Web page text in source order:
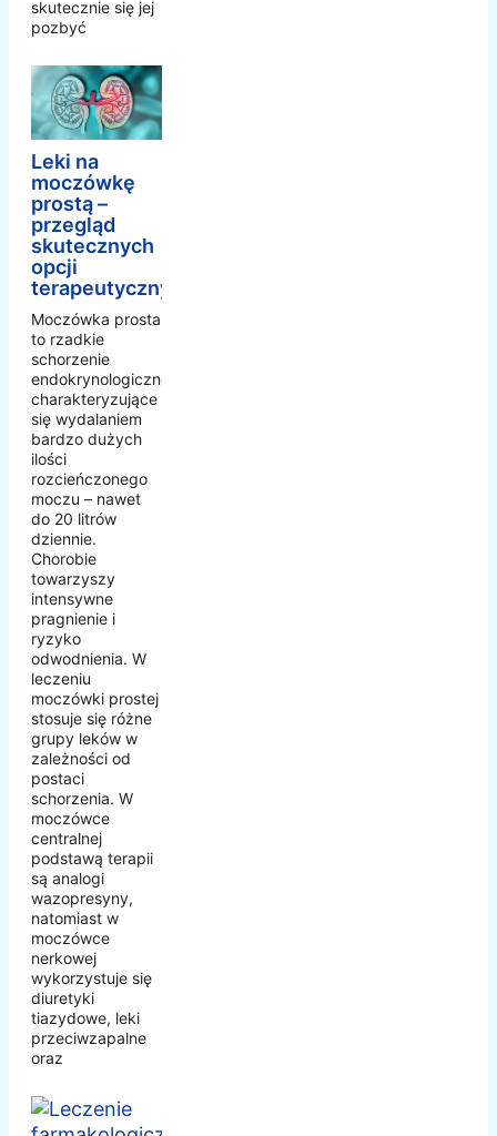
skutecznie się jej
pozbyć
Leki na
moczówkę
prostą –
przegląd
skutecznych
opcji
terapeutycznych
Moczówka prosta
to rzadkie
schorzenie
endokrynologiczne
charakteryzujące
się wydalaniem
bardzo dużych
ilości
rozcieńczonego
moczu – nawet
do 20 litrów
dziennie.
Chorobie
towarzyszy
intensywne
pragnienie i
ryzyko
odwodnienia. W
leczeniu
moczówki prostej
stosuje się różne
grupy leków w
zależności od
postaci
schorzenia. W
moczówce
centralnej
podstawą terapii
są analogi
wazopresyny,
natomiast w
moczówce
nerkowej
wykorzystuje się
diuretyki
tiazydowe, leki
przeciwzapalne
oraz